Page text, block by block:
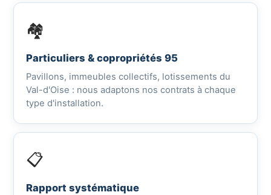
🏘️
Particuliers & copropriétés 95
Pavillons, immeubles collectifs, lotissements du
Val-d'Oise : nous adaptons nos contrats à chaque
type d'installation.
📋
Rapport systématique